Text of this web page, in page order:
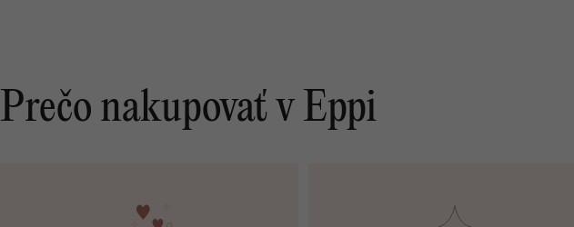
Prečo nakupovať v Eppi